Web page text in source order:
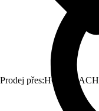
Prodej přes:HORNBACH